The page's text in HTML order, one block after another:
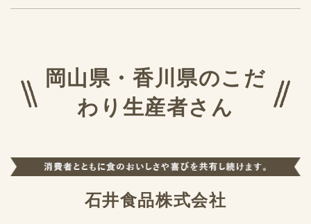
岡山県・香川県のこだ
わり生産者さん
石井食品株式会社